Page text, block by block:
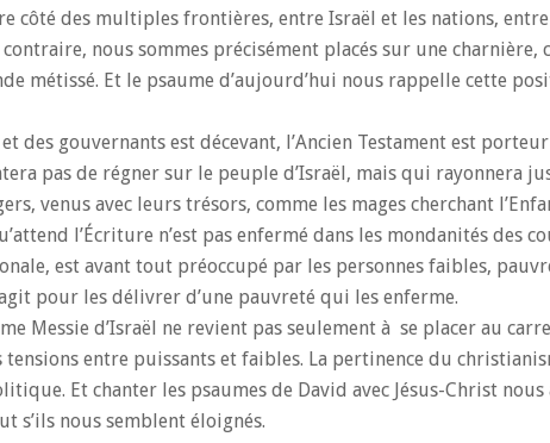
côté des multiples frontières, entre Israël et les nations,
nous sommes précisément placés sur une
métissé. Et le psaume d’aujourd’hui nous rappelle cette
des gouvernants est décevant, l’Ancien Testament est porteur
pas de régner sur le peuple d’Israël, mais qui rayonnera
venus avec leurs trésors, comme les mages cherchant
l’Écriture n’est pas enfermé dans les mondanités des
est avant tout préoccupé par les personnes faibles,
pour les délivrer d’une pauvreté qui les enferme.
Messie d’Israël ne revient pas seulement à se placer au
entre puissants et faibles. La pertinence du
Et chanter les psaumes de David avec Jésus-Christ
s’ils nous semblent éloignés.